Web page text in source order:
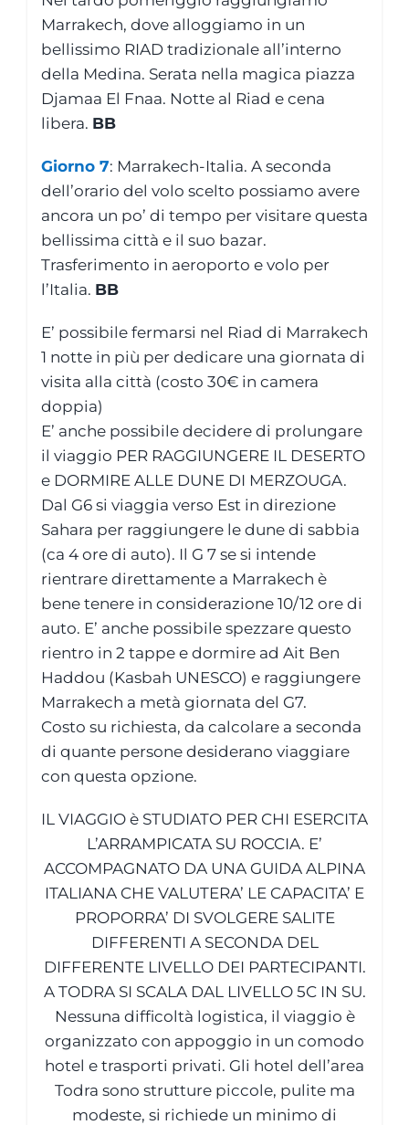
Marrakech, dove alloggiamo in un
bellissimo RIAD tradizionale all’interno
della Medina. Serata nella magica piazza
Djamaa El Fnaa. Notte al Riad e cena
libera. BB
Giorno 7: Marrakech-Italia. A seconda
dell’orario del volo scelto possiamo avere
ancora un po’ di tempo per visitare questa
bellissima città e il suo bazar.
Trasferimento in aeroporto e volo per
l’Italia. BB
E’ possibile fermarsi nel Riad di Marrakech
1 notte in più per dedicare una giornata di
visita alla città (costo 30€ in camera
doppia)
E’ anche possibile decidere di prolungare
il viaggio PER RAGGIUNGERE IL DESERTO
e DORMIRE ALLE DUNE DI MERZOUGA.
Dal G6 si viaggia verso Est in direzione
Sahara per raggiungere le dune di sabbia
(ca 4 ore di auto). Il G 7 se si intende
rientrare direttamente a Marrakech è
bene tenere in considerazione 10/12 ore di
auto. E’ anche possibile spezzare questo
rientro in 2 tappe e dormire ad Ait Ben
Haddou (Kasbah UNESCO) e raggiungere
Marrakech a metà giornata del G7.
Costo su richiesta, da calcolare a seconda
di quante persone desiderano viaggiare
con questa opzione.
IL VIAGGIO è STUDIATO PER CHI ESERCITA
L’ARRAMPICATA SU ROCCIA. E’
ACCOMPAGNATO DA UNA GUIDA ALPINA
ITALIANA CHE VALUTERA’ LE CAPACITA’ E
PROPORRA’ DI SVOLGERE SALITE
DIFFERENTI A SECONDA DEL
DIFFERENTE LIVELLO DEI PARTECIPANTI.
A TODRA SI SCALA DAL LIVELLO 5C IN SU.
Nessuna difficoltà logistica, il viaggio è
organizzato con appoggio in un comodo
hotel e trasporti privati. Gli hotel dell’area
Todra sono strutture piccole, pulite ma
modeste, si richiede un minimo di